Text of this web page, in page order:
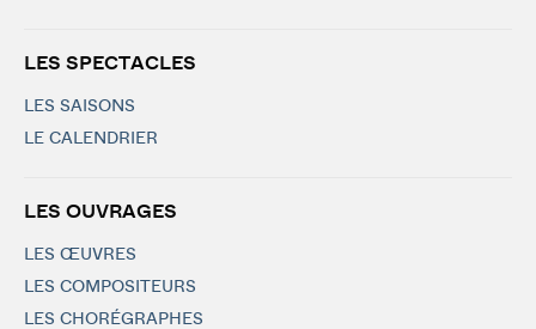
LES SPECTACLES
LES SAISONS
LE CALENDRIER
LES OUVRAGES
LES ŒUVRES
LES COMPOSITEURS
LES CHORÉGRAPHES